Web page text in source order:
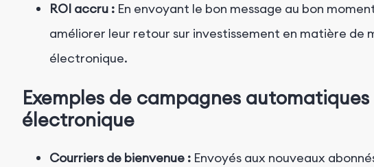
ROI accru : En envoyant le bon message au bon
améliorer leur retour sur investissement en matière de
électronique.
Exemples de campagnes
électronique
Courriers de bienvenue : Envoyés aux nouveaux